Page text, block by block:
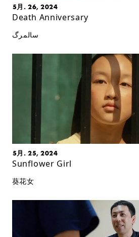
5月. 26, 2024
Death Anniversary
سالمرگ
5月. 25, 2024
Sunflower Girl
葵花女